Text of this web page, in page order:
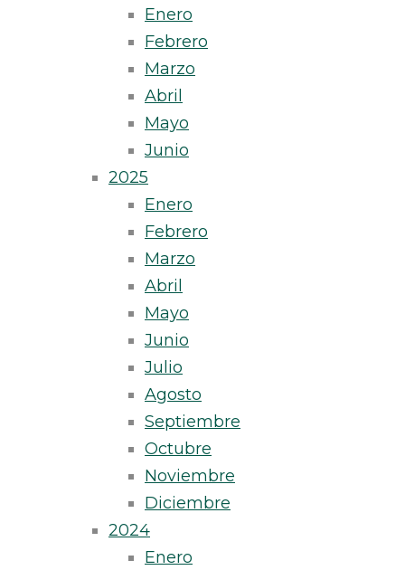
Enero
Febrero
Marzo
Abril
Mayo
Junio
2025
Enero
Febrero
Marzo
Abril
Mayo
Junio
Julio
Agosto
Septiembre
Octubre
Noviembre
Diciembre
2024
Enero